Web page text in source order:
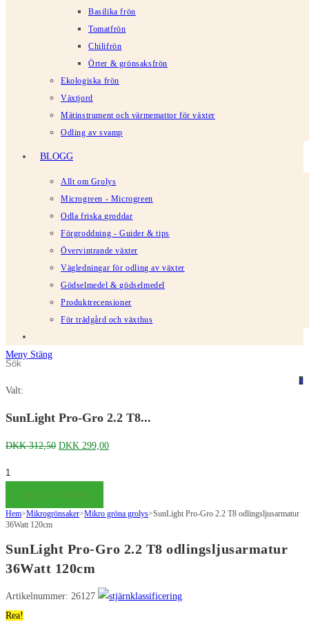
Basilika frön
Tomatfrön
Chilifrön
Örter & grönsaksfrön
Ekologiska frön
Växtjord
Mätinstrument och värmemattor för växter
Odling av svamp
BLOGG
Allt om Grolys
Microgreen - Microgreen
Odla friska groddar
Förgroddning - Guider & tips
Övervintrande växter
Vägledningar för odling av växter
Gödselmedel & gödselmedel
Produktrecensioner
För trädgård och växthus
0
Meny Stäng
Sök
webbplats
för
Valt:
SunLight Pro-Gro 2.2 T8...
DKK312,50 Det
priset
var:
DKK 312,50.
DKK 299,00Det
DKK 299,00.
SunLight
Pro-
Gro
2.2
armatur
36Watt
120cm
Lägg till i varukorg
Hem>Mikrogrönsaker>Mikro gröna grolys>SunLight Pro-Gro 2.2 T8 odlingsljusarmatur
36Watt 120cm
SunLight Pro-Gro 2.2 T8 odlingsljusarmatur
36Watt 120cm
Artikelnummer: 26127
Rea!